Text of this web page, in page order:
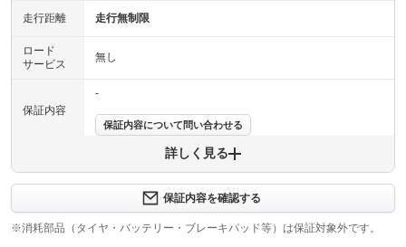
走行距離 走行無制限
ロード
サービス
無し
保証内容
-
保証内容について問い合わせる
上限金額
詳しく見る
保証内容を確認する
※消耗部品（タイヤ・バッテリー・ブレーキパッド等）は保証対象外です。